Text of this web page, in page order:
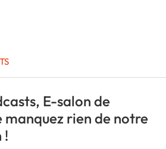
E-salon de
manquez rien de notre
!